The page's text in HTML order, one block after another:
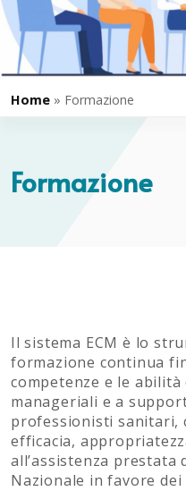
Home » Formazione
Formazione
Il sistema ECM è lo
formazione continua
competenze e le abilità
manageriali e a
professionisti sanitari,
efficacia,
all’assistenza prestata
Nazionale in favore dei